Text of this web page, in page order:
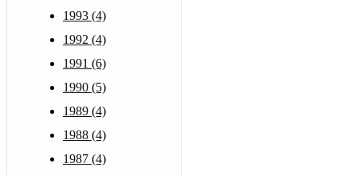
1993 (4)
1992 (4)
1991 (6)
1990 (5)
1989 (4)
1988 (4)
1987 (4)